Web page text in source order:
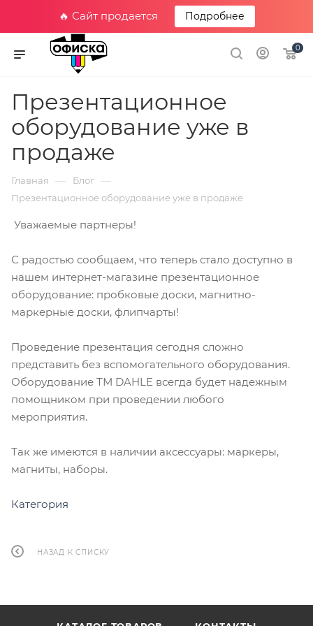
🔥 Сайт продается Подробнее
0
Презентационное
оборудование уже в
продаже
Главная — Блог —
Презентационное оборудование уже в продаже
Уважаемые партнеры!
С радостью сообщаем, что теперь стало доступно в
нашем интернет-магазине презентационное
оборудование: пробковые доски, магнитно-
маркерные доски, флипчарты!
Проведение презентация сегодня сложно
представить без вспомогательного оборудования.
Оборудование ТМ DAHLE всегда будет надежным
помощником при проведении любого
мероприятия.
Так же имеются в наличии аксессуары: маркеры,
магниты, наборы.
Категория
НАЗАД К СПИСКУ